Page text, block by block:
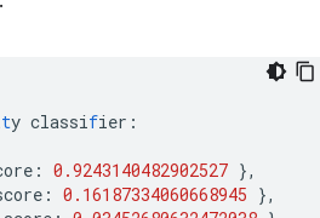
ty classifier :
: 0.9243140482902527 },
: 0.16187334060668945 },